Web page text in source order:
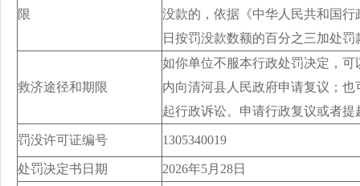
限
没款的，依据《中华人民共和国
日按罚没款数额的百分之三加处
救济途径和期限
如你单位不服本行政处罚决定，
内向清河县人民政府申请复议；
起行政诉讼。申请行政复议或者
罚没许可证编号 1305340019
处罚决定书日期
2026年5月28日